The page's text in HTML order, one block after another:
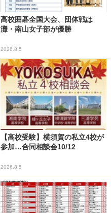
高校囲碁全国大会、団体戦は
灘・南山女子部が優勝
2026.8.5
【高校受験】横須賀の私立4校が
参加…合同相談会10/12
2026.8.5